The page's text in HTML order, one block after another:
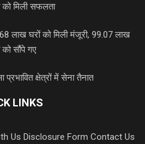
को मिली सफलता
लाख घरों को मिली मंजूरी, 99.07 लाख
को सौंपे गए
क्षेत्रों में सेना तैनात
LINKS
Us Disclosure Form Contact Us